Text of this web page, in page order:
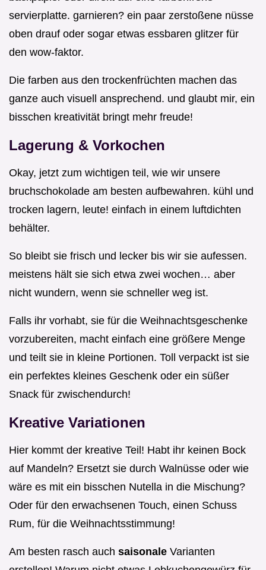
servierplatte. garnieren? ein paar zerstoßene nüsse
oben drauf oder sogar etwas essbaren glitzer für
den wow-faktor.
Die farben aus den trockenfrüchten machen das
ganze auch visuell ansprechend. und glaubt mir, ein
bisschen kreativität bringt mehr freude!
Lagerung & Vorkochen
Okay, jetzt zum wichtigen teil, wie wir unsere
bruchschokolade am besten aufbewahren. kühl und
trocken lagern, leute! einfach in einem luftdichten
behälter.
So bleibt sie frisch und lecker bis wir sie aufessen.
meistens hält sie sich etwa zwei wochen… aber
nicht wundern, wenn sie schneller weg ist.
Falls ihr vorhabt, sie für die Weihnachtsgeschenke
vorzubereiten, macht einfach eine größere Menge
und teilt sie in kleine Portionen. Toll verpackt ist sie
ein perfektes kleines Geschenk oder ein süßer
Snack für zwischendurch!
Kreative Variationen
Hier kommt der kreative Teil! Habt ihr keinen Bock
auf Mandeln? Ersetzt sie durch Walnüsse oder wie
wäre es mit ein bisschen Nutella in die Mischung?
Oder für den erwachsenen Touch, einen Schuss
Rum, für die Weihnachtsstimmung!
Am besten rasch auch saisonale Varianten